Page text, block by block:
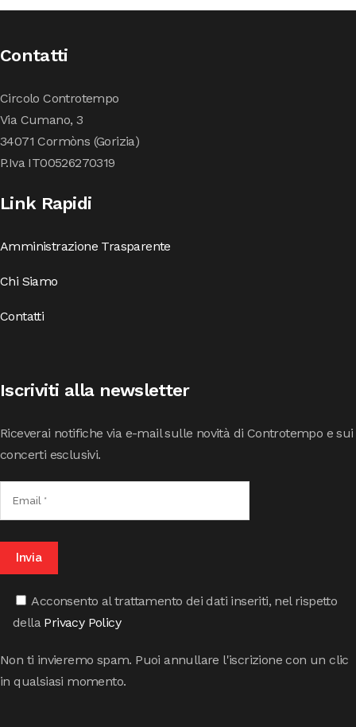
Contatti
Circolo Controtempo
Via Cumano, 3
34071 Cormòns (Gorizia)
P.Iva IT00526270319
Link Rapidi
Amministrazione Trasparente
Chi Siamo
Contatti
Iscriviti alla newsletter
Riceverai notifiche via e-mail sulle novità di Controtempo e sui
concerti esclusivi.
Acconsento al trattamento dei dati inseriti, nel rispetto
della Privacy Policy
Non ti invieremo spam. Puoi annullare l'iscrizione con un clic
in qualsiasi momento.